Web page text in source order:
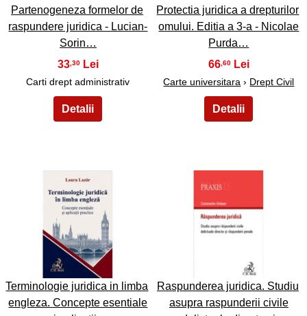
Partenogeneza formelor de
raspundere juridica - Lucian-
Sorin…
33 ,30
Carti drept administrativ
Protectia juridica a drepturilor
omului. Editia a 3-a - Nicolae
Purda…
66,60
Carte universitara › Drept Civil
23
Terminologie juridica in limba
engleza. Concepte esentiale
24
Raspunderea juridica. Studiu
asupra raspunderii civile